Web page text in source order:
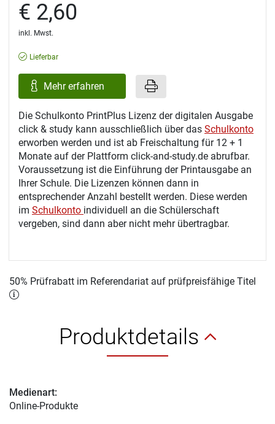
€ 2,60
inkl. Mwst.
Lieferbar
Mehr erfahren
Die Schulkonto PrintPlus Lizenz der digitalen Ausgabe
click & study kann ausschließlich über das Schulkonto
erworben werden und ist ab Freischaltung für 12 + 1
Monate auf der Plattform click-and-study.de abrufbar.
Voraussetzung ist die Einführung der Printausgabe an
Ihrer Schule. Die Lizenzen können dann in
entsprechender Anzahl bestellt werden. Diese werden
im Schulkonto individuell an die Schülerschaft
vergeben, sind dann aber nicht mehr übertragbar.
50% Prüfrabatt im Referendariat auf prüfpreisfähige Titel
Produktdetails
Medienart:
Online-Produkte